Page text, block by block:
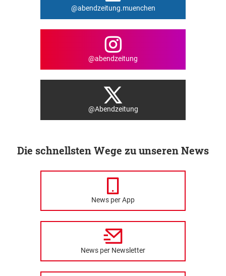
@abendzeitung.muenchen
@abendzeitung
@Abendzeitung
Die schnellsten Wege zu unseren News
News per App
News per Newsletter